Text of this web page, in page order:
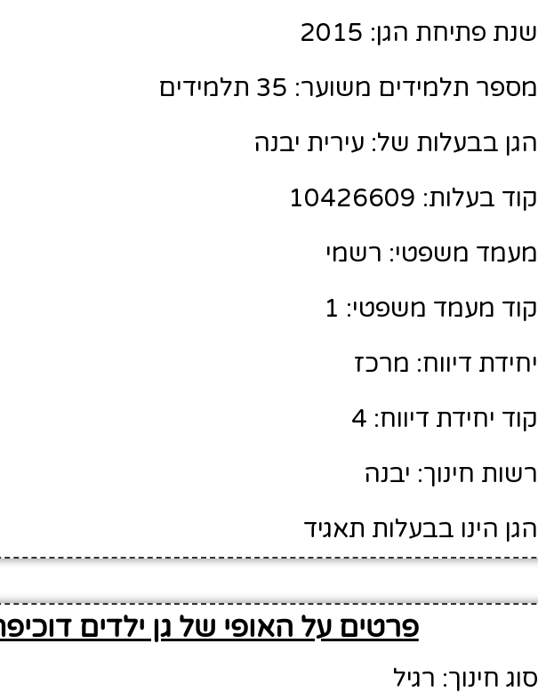
שנת פתיחת הגן: 2015
מספר תלמידים משוער: 35 תלמידים
הגן בבעלות של: עירית יבנה
קוד בעלות: 10426609
מעמד משפטי: רשמי
קוד מעמד משפטי: 1
יחידת דיווח: מרכז
קוד יחידת דיווח: 4
רשות חינוך: יבנה
הגן הינו בבעלות תאגיד
פרטים על האופי של גן ילדים
סוג חינוך: רגיל